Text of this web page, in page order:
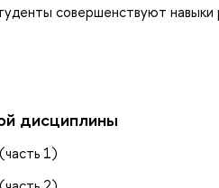
совершенствуют
дисциплины
1)